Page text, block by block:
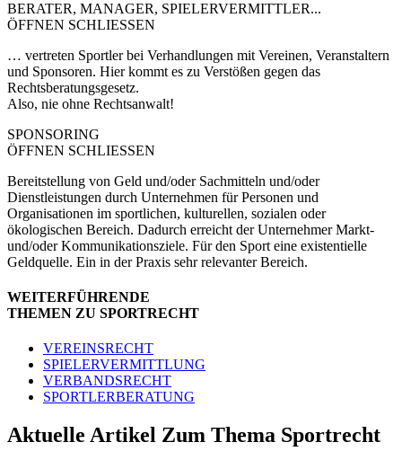
BERATER, MANAGER, SPIELERVERMITTLER...
ÖFFNEN SCHLIESSEN
… vertreten Sportler bei Verhandlungen mit Vereinen, Veranstaltern
und Sponsoren. Hier kommt es zu Verstößen gegen das
Rechtsberatungsgesetz.
Also, nie ohne Rechtsanwalt!
SPONSORING
ÖFFNEN SCHLIESSEN
Bereitstellung von Geld und/oder Sachmitteln und/oder
Dienstleistungen durch Unternehmen für Personen und
Organisationen im sportlichen, kulturellen, sozialen oder
ökologischen Bereich. Dadurch erreicht der Unternehmer Markt-
und/oder Kommunikationsziele. Für den Sport eine existentielle
Geldquelle. Ein in der Praxis sehr relevanter Bereich.
WEITERFÜHRENDE
THEMEN ZU SPORTRECHT
VEREINSRECHT
SPIELERVERMITTLUNG
VERBANDSRECHT
SPORTLERBERATUNG
Aktuelle Artikel Zum Thema Sportrecht